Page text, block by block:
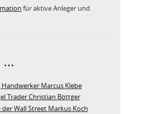
für aktive Anleger und
Marcus Klebe
Trader Christian Böttger
Wall Street Markus Koch